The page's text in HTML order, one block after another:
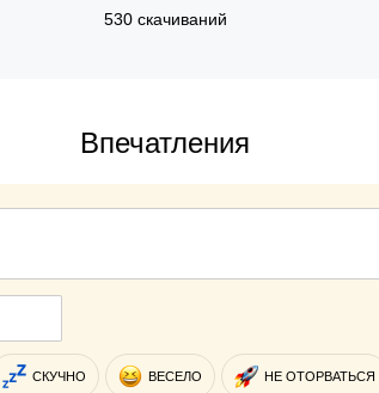
530 скачиваний
Впечатления
СКУЧНО ВЕСЕЛО НЕ ОТОРВАТЬСЯ